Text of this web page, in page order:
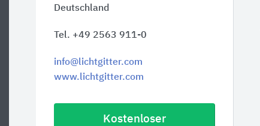
Deutschland
Tel. +49 2563 911-0
info@lichtgitter.com
www.lichtgitter.com
Kostenloser